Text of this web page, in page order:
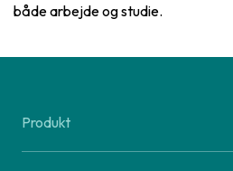
både arbejde og studie.
Produkt